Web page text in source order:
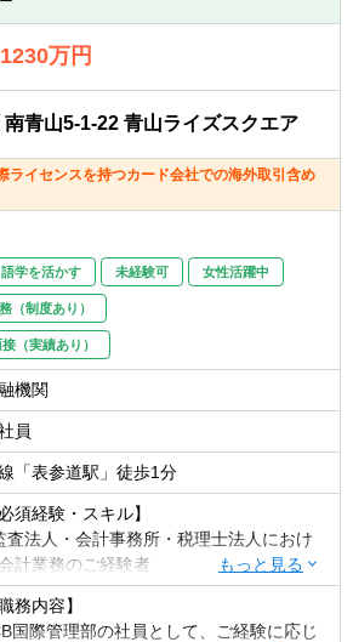
歓迎経験・スキル】
会人年数3～15年の場合
融機関（特に銀行）での業務経験ある方
行業の会計・システムは、一般的企業に
望確認のうえ、一定期間「財務企画部主
認会計士、もしくはIFRSにて決算報告を
（あるいはIFRS移行中の）企業での経験
方
本語に加え、英語でのコミュニケーショ
可能な方
須要件ではありませんが、グローバルで
中のプロジェクトのため、ご活躍頂く場
えます。
力】
、会計関連のプロジェクトとしては大規
システムの開発・導入に関わった経験の
方にとり、キャリアの大きなプラスとな
す。
験・年齢等により、今後考えられるキャ
パスは様々ですが、財務領域のマネジメ
ていくことが可能です。
ャリアパス】
後はプロジェクトメンバーとして業務を
、中長期的には会計関連分野ないしITシ
ム関連分野（いずれも企画業務含む）の
フェッショナル（含むマネジメント）と
のキャリア形成を想定しています。ま
30歳前後までの方には、海外で業務経験
める可能性も、面接時に積極的に説明し
います（それ以降の年齢でも関連分野にお
海外転勤の可能性はありますが、プロジ
トに一定期間関与したうえでの転勤を前
とすると、ポスト・機会は減少します）。
万円
青山5-1-22 青山ライズスクエア
ライセンスを持つカード会社での海外取引含め
語学を活かす 未経験可 女性活躍中
（制度あり）
（実績あり）
機関
員
「表参道駅」徒歩1分
必須経験・スキル】
査法人・会計事務所・税理士法人におけ
計業務のご経験者
業会計原則、会計基準・会社法・税法に
する知識をお持ちの方
職務内容】
国際管理部の社員として、ご経験に応じ